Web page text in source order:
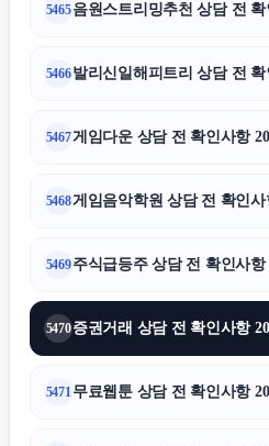
5465음원스트리밍추천 상담 전 확
5466발리신일해피트리 상담 전 확
5467게임다운 상담 전 확인사항
5468게임음악학원 상담 전 확인사
5469주식급등주 상담 전 확인사항
5470증권거래 상담 전 확인사항
5471 무료웹툰 상담 전 확인사항